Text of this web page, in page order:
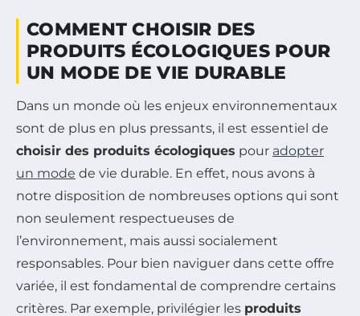
COMMENT CHOISIR DES
PRODUITS ÉCOLOGIQUES POUR
UN MODE DE VIE DURABLE
Dans un monde où les enjeux environnementaux
sont de plus en plus pressants, il est essentiel de
choisir des produits écologiques pour adopter
un mode de vie durable. En effet, nous avons à
notre disposition de nombreuses options qui sont
non seulement respectueuses de
l’environnement, mais aussi socialement
responsables. Pour bien naviguer dans cette offre
variée, il est fondamental de comprendre certains
critères. Par exemple, privilégier les produits